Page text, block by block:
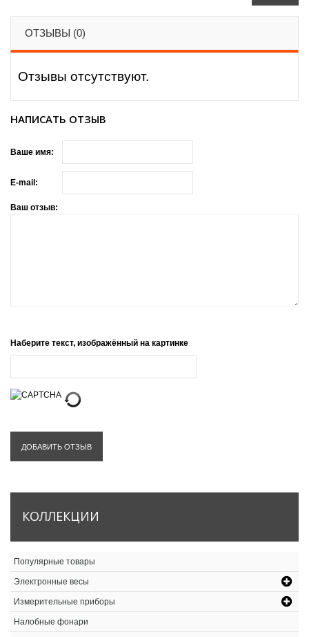
ОТЗЫВЫ (0)
Отзывы отсутствуют.
НАПИСАТЬ ОТЗЫВ
Ваше имя:
E-mail:
Ваш отзыв:
Наберите текст, изображённый на картинке
ДОБАВИТЬ ОТЗЫВ
КОЛЛЕКЦИИ
Популярные товары
Электронные весы
Измерительные приборы
Налобные фонари